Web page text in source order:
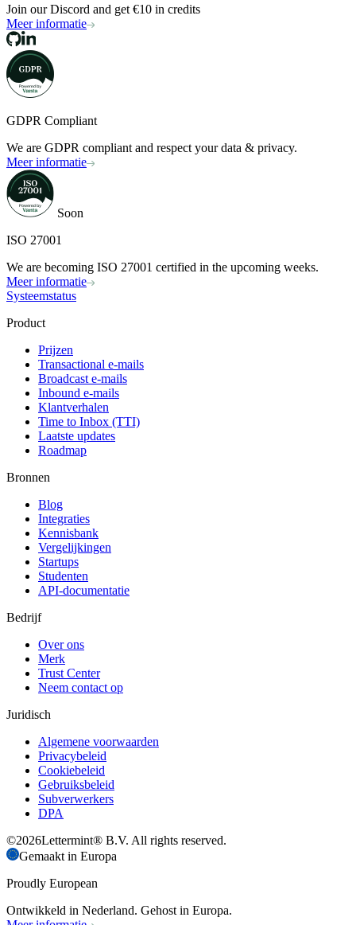
Join our Discord and get €10 in credits
Meer informatie
GDPR Compliant
We are GDPR compliant and respect your data & privacy.
Meer informatie
Soon
ISO 27001
We are becoming ISO 27001 certified in the upcoming weeks.
Meer informatie
Systeemstatus
Product
Prijzen
Transactional e-mails
Broadcast e-mails
Inbound e-mails
Klantverhalen
Time to Inbox (TTI)
Laatste updates
Roadmap
Bronnen
Blog
Integraties
Kennisbank
Vergelijkingen
Startups
Studenten
API-documentatie
Bedrijf
Over ons
Merk
Trust Center
Neem contact op
Juridisch
Algemene voorwaarden
Privacybeleid
Cookiebeleid
Gebruiksbeleid
Subverwerkers
DPA
©2026Lettermint® B.V. All rights reserved.
Gemaakt in Europa
Proudly European
Ontwikkeld in Nederland. Gehost in Europa.